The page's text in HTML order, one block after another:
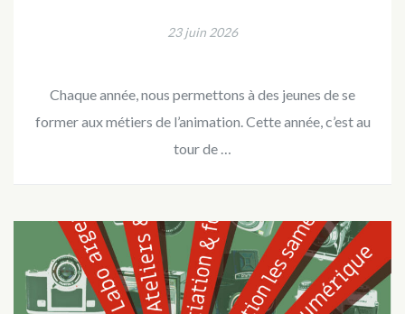
23 juin 2026
Chaque année, nous permettons à des jeunes de se
former aux métiers de l’animation. Cette année, c’est au
tour de …